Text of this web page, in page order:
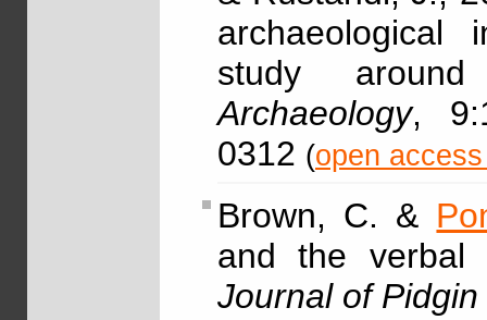
archaeological
study
Archaeology,
0312 (open
Brown, C. &
and the verbal
Journal of